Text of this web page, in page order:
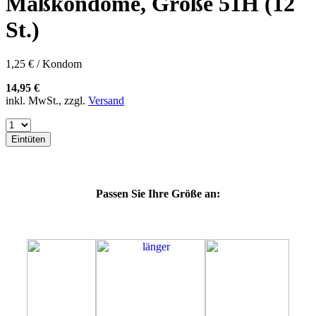
60E
60F
60G
60J
60K
60L
64E
64K
64L
St.)
1,25 € / Kondom
14,95 €
inkl. MwSt., zzgl. Versand
Eintüten
Passen Sie Ihre Größe an: